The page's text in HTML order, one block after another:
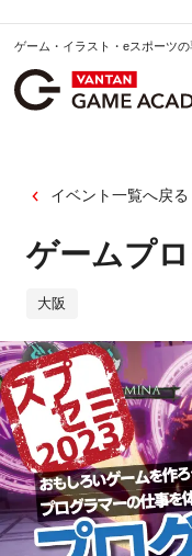
ゲーム・イラスト・eスポーツ
イベント一覧へ戻る
ゲームプ
大阪